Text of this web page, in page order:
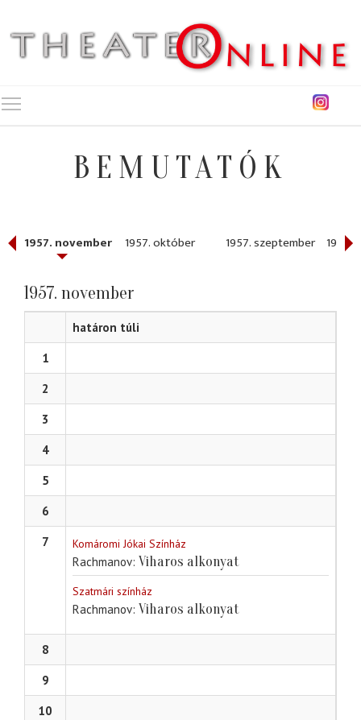
BEMUTATÓK
1957. november 1957. október 1957. szeptember 1957.
1957. november
határon túli
1
2
3
4
5
6
7
Komáromi Jókai Színház
Rachmanov Viharos alkonyat
Szatmári színház
Rachmanov Viharos alkonyat
8
9
10